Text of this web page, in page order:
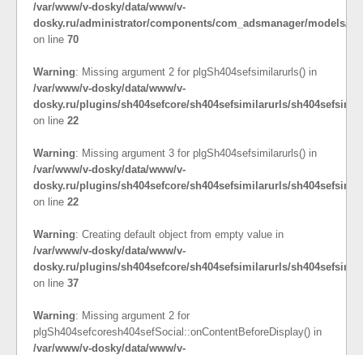
/var/www/v-dosky/data/www/v-
dosky.ru/administrator/components/com_adsmanager/models/
on line 70
Warning: Missing argument 2 for plgSh404sefsimilarurls() in
/var/www/v-dosky/data/www/v-
dosky.ru/plugins/sh404sefcore/sh404sefsimilarurls/
on line 22
Warning: Missing argument 3 for plgSh404sefsimilarurls() in
/var/www/v-dosky/data/www/v-
dosky.ru/plugins/sh404sefcore/sh404sefsimilarurls/
on line 22
Warning: Creating default object from empty value in
/var/www/v-dosky/data/www/v-
dosky.ru/plugins/sh404sefcore/sh404sefsimilarurls/
on line 37
Warning: Missing argument 2 for
plgSh404sefcoresh404sefSocial::onContentBeforeDisplay() in
/var/www/v-dosky/data/www/v-